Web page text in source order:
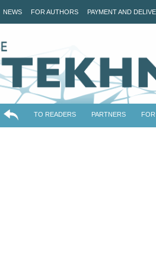
NEWS FOR AUTHORS PAYMENT AND
TO READERS PARTNERS